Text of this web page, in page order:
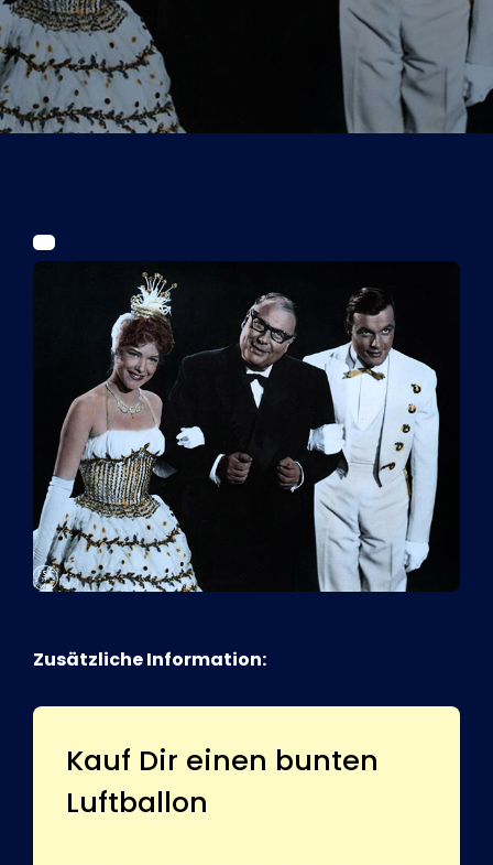
Tickets
Kurier Romy 2026
Zusätzliche Information:
Kauf Dir einen bunten
Luftballon